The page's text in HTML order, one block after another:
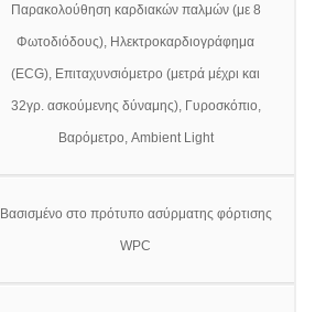
Παρακολούθηση καρδιακών παλμών (με 8
Φωτοδιόδους), Ηλεκτροκαρδιογράφημα
(ECG), Επιταχυνσιόμετρο (μετρά μέχρι και
32γρ. ασκούμενης δύναμης), Γυροσκόπιο,
Βαρόμετρο, Ambient Light
Βασισμένο στο πρότυπο ασύρματης φόρτισης
WPC